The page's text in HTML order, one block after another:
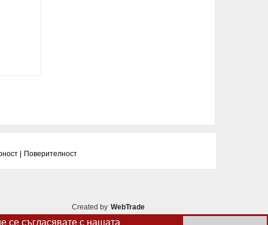
се съгласявате с нашата
| Поверителност
Created by WebTrade